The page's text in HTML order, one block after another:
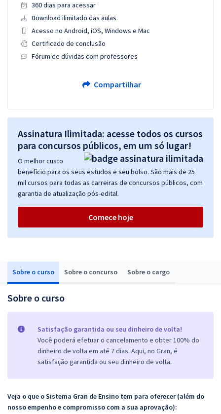
Sobre o curso Sobre o concurso Sobre o cargo
Sobre o curso
Satisfação garantida ou seu dinheiro de volta!
Você poderá efetuar o cancelamento e obter 100% do
dinheiro de volta em até 7 dias. Aqui, no Gran, é
satisfação garantida ou seu dinheiro de volta.
Veja o que o Sistema Gran de Ensino tem para oferecer (além do
nosso empenho e compromisso com a sua aprovação):
360 dias para acessar
Download ilimitado das aulas
Acesso no Android, iOS, Windows e Mac
Certificado de conclusão
Fórum de dúvidas com professores
Compartilhar
Assinatura Ilimitada: acesse todos os cursos
para concursos públicos, em um só lugar!
O melhor custo
benefício para os seus estudos e seu bolso. São mais de 25
mil cursos para todas as carreiras de concursos públicos, com
garantia de atualização pós-edital.
Comece hoje